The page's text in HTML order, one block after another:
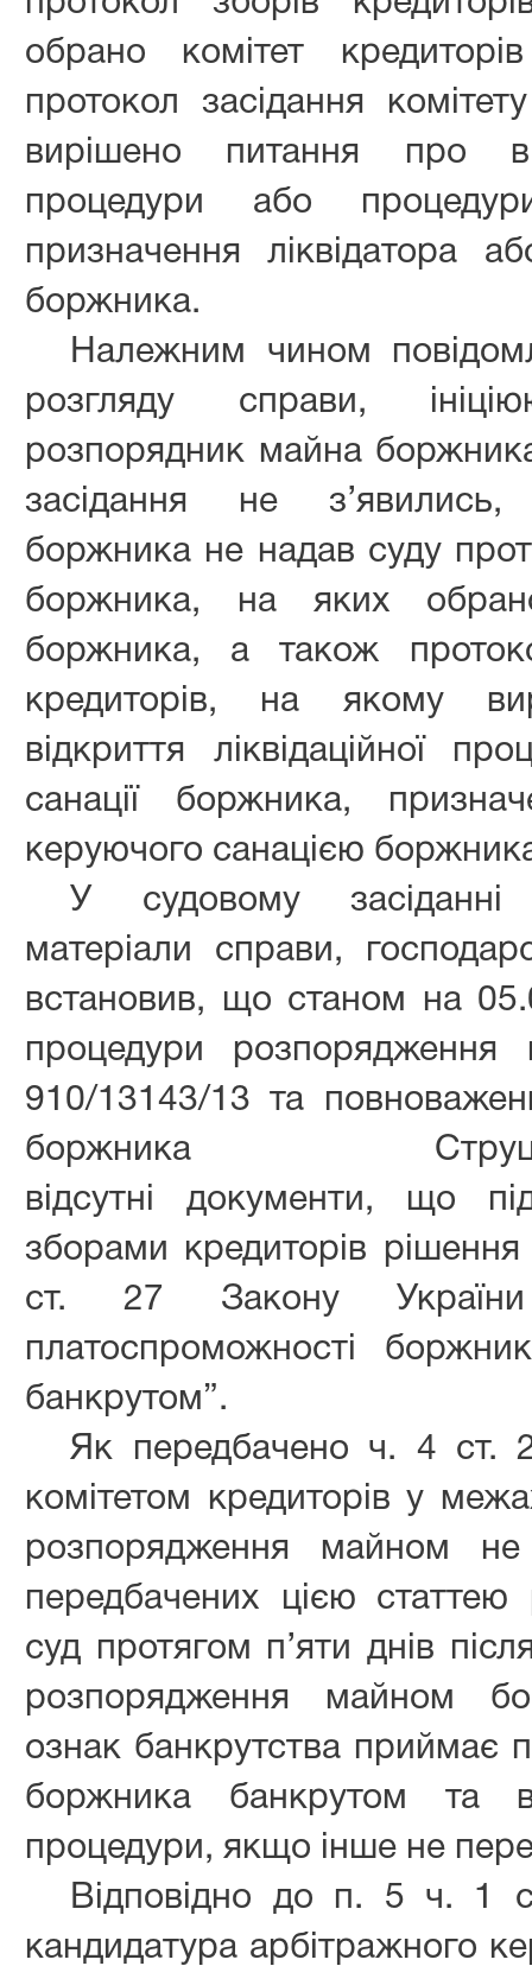
обрано комітет
протокол засідання
вирішено питання про
процедури або
призначення ліквідатора
боржника.
Належним чином
розгляду справи,
розпорядник майна
засідання не
боржника не надав суду
боржника, на яких
боржника, а також
кредиторів, на якому
відкриття ліквідаційної
санації боржника,
керуючого санацією
У судовому засіданні
матеріали справи,
встановив, що станом на
процедури
910/13143/13 та
боржника
відсутні документи, що
зборами кредиторів рішення
ст. 27 Закону України
платоспроможності
банкрутом”.
Як передбачено ч. 4 ст.
комітетом кредиторів у
розпорядження майном
передбачених цією статтею
суд протягом п’яти днів
розпорядження майном
ознак банкрутства приймає
боржника банкрутом та
процедури, якщо інше не
Відповідно до п. 5 ч. 1
кандидатура арбітражного